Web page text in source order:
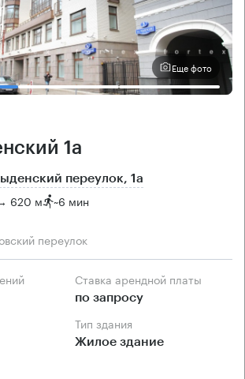
Еще фото
1а
переулок, 1а
620 м ~6 мин
переулок
Ставка арендной платы
по запросу
Тип здания
Жилое здание